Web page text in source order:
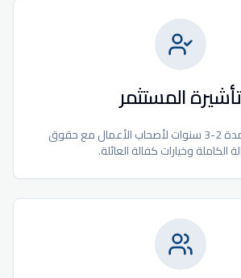
تأشيرة المستثمر
تأشيرات إقامة لمدة 2-3 سنوات لأصحاب الأعمال مع حقوق
الكاملة وخيارات كفالة العائلة.